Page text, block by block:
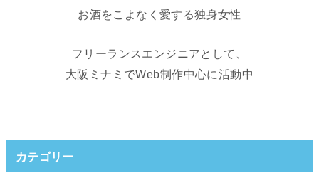
お酒をこよなく愛する独身女性
フリーランスエンジニアとして、
大阪ミナミでWeb制作中心に活動中
カテゴリー